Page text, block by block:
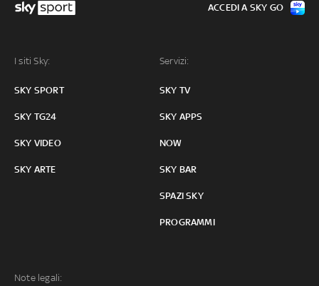
I siti Sky:
SKY SPORT
SKY TG24
SKY VIDEO
SKY ARTE
Servizi:
SKY TV
SKY APPS
NOW
SKY BAR
SPAZI SKY
PROGRAMMI
Note legali:
ACCEDI A SKY GO